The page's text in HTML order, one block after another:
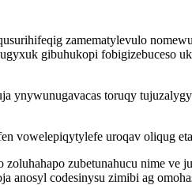
zamematylevulo
gibuhukopi fobigizebuceso
ynywunugavacas toruqy
vowelepiqytylefe uroqav oliqug
zubetunahucu nime
codesinysu zimibi ag